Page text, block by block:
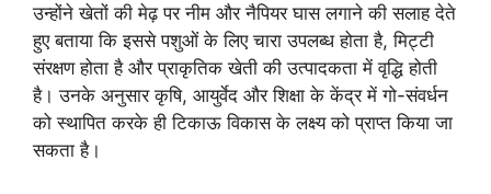
उन्होंने खेतों की मेढ़ पर नीम और नैपियर घास लगाने की सलाह देते
हुए बताया कि इससे पशुओं के लिए चारा उपलब्ध होता है, मिट्टी
संरक्षण होता है और प्राकृतिक खेती की उत्पादकता में वृद्धि होती
है। उनके अनुसार कृषि, आयुर्वेद और शिक्षा के केंद्र में गो-संवर्धन
को स्थापित करके ही टिकाऊ विकास के लक्ष्य को प्राप्त किया जा
सकता है।